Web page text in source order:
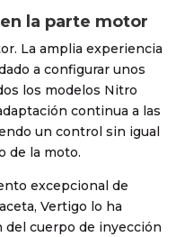
la parte motor
La amplia experiencia
a configurar unos
los modelos Nitro
continua a las
un control sin igual
de la moto.
excepcional de
Vertigo lo ha
del cuerpo de inyección